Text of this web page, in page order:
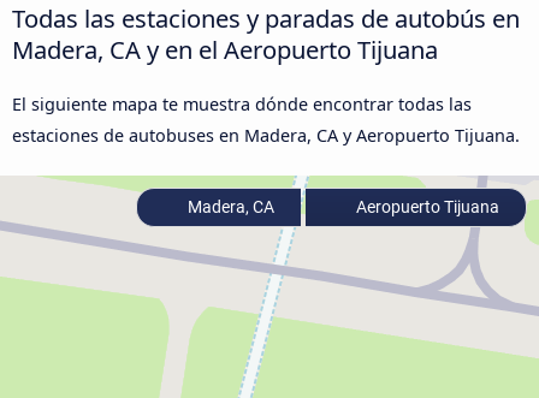
Todas las estaciones y paradas de autobús en
Madera, CA y en el Aeropuerto Tijuana
El siguiente mapa te muestra dónde encontrar todas las
estaciones de autobuses en Madera, CA y Aeropuerto Tijuana.
Madera, CA Aeropuerto Tijuana